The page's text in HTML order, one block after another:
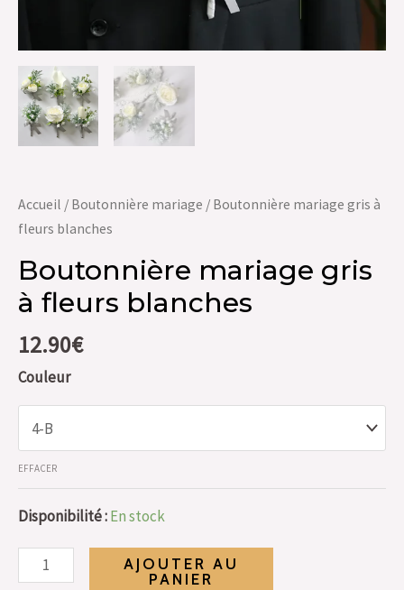
Accueil / Boutonnière mariage / Boutonnière mariage gris à
fleurs blanches
Boutonnière mariage gris
à fleurs blanches
12.90€
Couleur
EFFACER
Disponibilité :En stock
AJOUTER AU
PANIER